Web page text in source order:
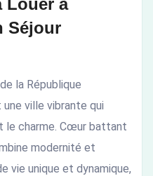
Louer à
Séjour
la République
ville vibrante qui
le charme. Cœur battant
modernité et
vie unique et dynamique,